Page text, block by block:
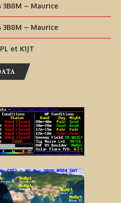
– Maurice
– Maurice
et K1JT